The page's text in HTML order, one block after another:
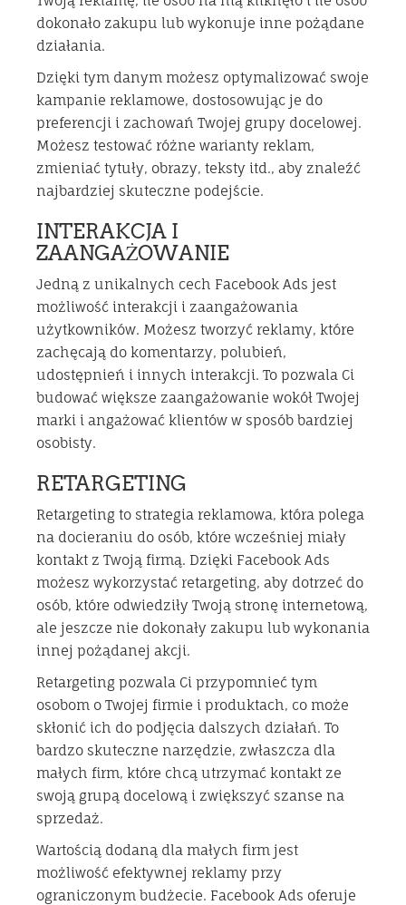
dokonało zakupu lub wykonuje inne pożądane
działania.
Dzięki tym danym możesz optymalizować swoje
kampanie reklamowe, dostosowując je do
preferencji i zachowań Twojej grupy docelowej.
Możesz testować różne warianty reklam,
zmieniać tytuły, obrazy, teksty itd., aby znaleźć
najbardziej skuteczne podejście.
INTERAKCJA I
ZAANGAŻOWANIE
Jedną z unikalnych cech Facebook Ads jest
możliwość interakcji i zaangażowania
użytkowników. Możesz tworzyć reklamy, które
zachęcają do komentarzy, polubień,
udostępnień i innych interakcji. To pozwala Ci
budować większe zaangażowanie wokół Twojej
marki i angażować klientów w sposób bardziej
osobisty.
RETARGETING
Retargeting to strategia reklamowa, która polega
na docieraniu do osób, które wcześniej miały
kontakt z Twoją firmą. Dzięki Facebook Ads
możesz wykorzystać retargeting, aby dotrzeć do
osób, które odwiedziły Twoją stronę internetową,
ale jeszcze nie dokonały zakupu lub wykonania
innej pożądanej akcji.
Retargeting pozwala Ci przypomnieć tym
osobom o Twojej firmie i produktach, co może
skłonić ich do podjęcia dalszych działań. To
bardzo skuteczne narzędzie, zwłaszcza dla
małych firm, które chcą utrzymać kontakt ze
swoją grupą docelową i zwiększyć szanse na
sprzedaż.
Wartością dodaną dla małych firm jest
możliwość efektywnej reklamy przy
ograniczonym budżecie. Facebook Ads oferuje